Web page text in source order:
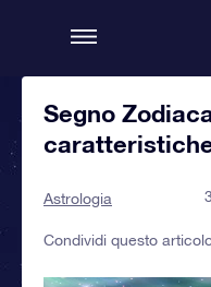
Segno
Astrologia
Condividi questo